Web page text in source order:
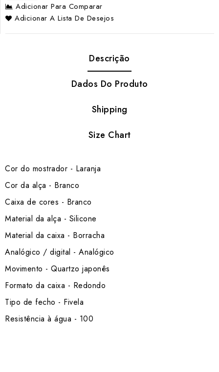
Adicionar Para Comparar
Adicionar A Lista De Desejos
Descrição
Dados Do Produto
Shipping
Size Chart
Cor do mostrador - Laranja
Cor da alça - Branco
Caixa de cores - Branco
Material da alça - Silicone
Material da caixa - Borracha
Analógico / digital - Analógico
Movimento - Quartzo japonês
Formato da caixa - Redondo
Tipo de fecho - Fivela
Resistência à água - 100